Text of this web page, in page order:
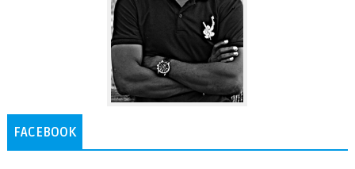
FACEBOOK